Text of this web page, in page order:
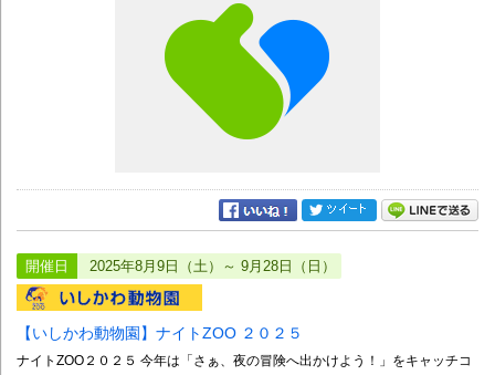
開催日 2025年8月9日（土）～ 9月28日（日）
【いしかわ動物園】ナイトZOO ２０２５
ナイトZOO２０２５ 今年は「さぁ、夜の冒険へ出かけよう！」をキャッチコ